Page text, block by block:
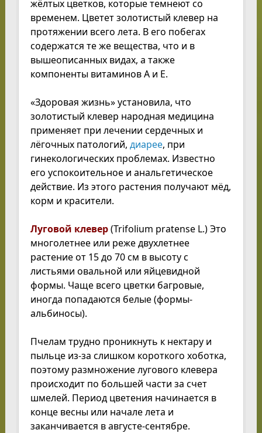
жёлтых цветков, которые темнеют со
временем. Цветет золотистый клевер на
протяжении всего лета. В его побегах
содержатся те же вещества, что и в
вышеописанных видах, а также
компоненты витаминов А и Е.
«Здоровая жизнь» установила, что
золотистый клевер народная медицина
применяет при лечении сердечных и
лёгочных патологий, диарее, при
гинекологических проблемах. Известно
его успокоительное и анальгетическое
действие. Из этого растения получают мёд,
корм и красители.
Луговой клевер(Trifolium pratense L.) Это
многолетнее или реже двухлетнее
растение от 15 до 70 см в высоту с
листьями овальной или яйцевидной
формы. Чаще всего цветки багровые,
иногда попадаются белые (формы-
альбиносы).
Пчелам трудно проникнуть к нектару и
пыльце из-за слишком короткого хоботка,
поэтому размножение лугового клевера
происходит по большей части за счет
шмелей. Период цветения начинается в
конце весны или начале лета и
заканчивается в августе-сентябре.